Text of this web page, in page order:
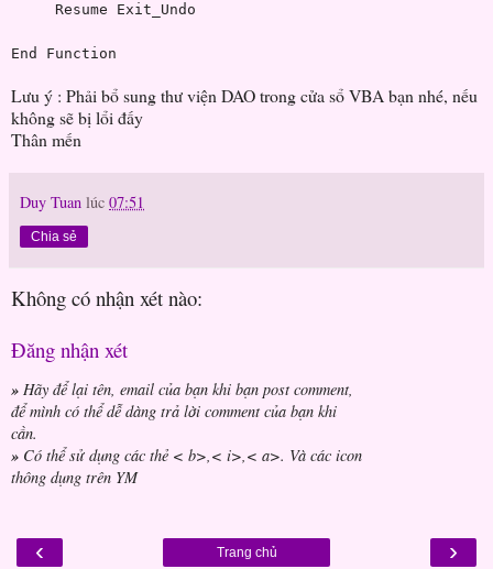
Resume Exit_Undo
End Function
Lưu ý : Phải bổ sung thư viện DAO trong cửa sổ VBA bạn nhé, nếu
không sẽ bị lổi đấy
Thân mến
Duy Tuan lúc 07:51
Chia sẻ
Không có nhận xét nào:
Đăng nhận xét
» Hãy để lại tên, email của bạn khi bạn post comment,
để mình có thể dễ dàng trả lời comment của bạn khi
cần.
» Có thể sử dụng các thẻ < b>,< i>,< a>. Và các icon
thông dụng trên YM
‹ ›
Trang chủ